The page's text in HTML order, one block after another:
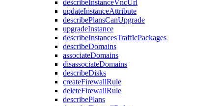
describeInstanceVncUrl
updateInstanceAttribute
describePlansCanUpgrade
upgradeInstance
describeInstancesTrafficPackages
describeDomains
associateDomains
disassociateDomains
describeDisks
createFirewallRule
deleteFirewallRule
describePlans